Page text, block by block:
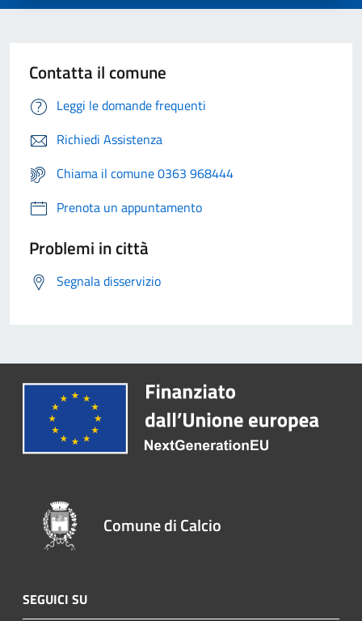
Contatta il comune
Leggi le domande frequenti
Richiedi Assistenza
Chiama il comune 0363 968444
Prenota un appuntamento
Problemi in città
Segnala disservizio
Comune di Calcio
SEGUICI SU